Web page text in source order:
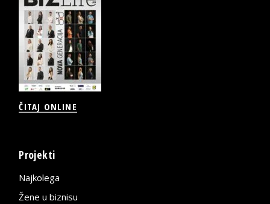
ČITAJ ONLINE
Projekti
Najkolega
Žene u biznisu